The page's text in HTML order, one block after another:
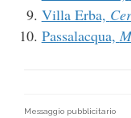
Villa Erba,
Passalacqua,
Messaggio pubblicitario